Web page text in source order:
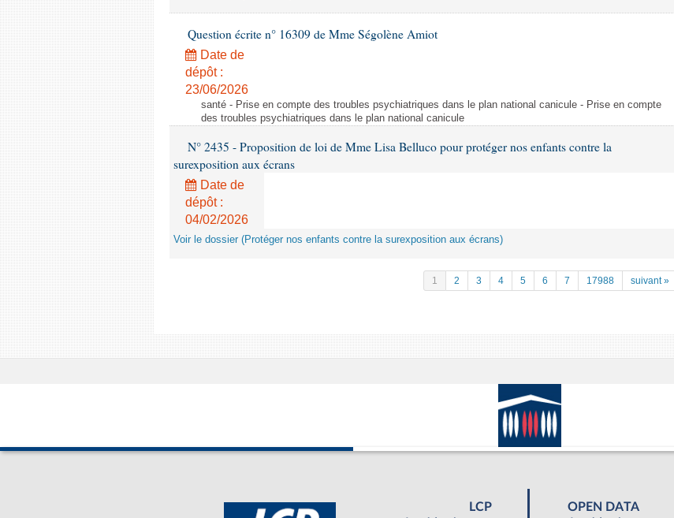
Question écrite n° 16309 de Mme Ségolène Amiot
Date de
dépôt :
23/06/2026
santé - Prise en compte des troubles psychiatriques dans le plan national canicule - Prise en compte
des troubles psychiatriques dans le plan national canicule
N° 2435 - Proposition de loi de Mme Lisa Belluco pour protéger nos enfants contre la
surexposition aux écrans
Date de
dépôt :
04/02/2026
Voir le dossier (Protéger nos enfants contre la surexposition aux écrans)
1 2 3 4 5 6 7 17988 suivant »
LCP
OPEN DATA